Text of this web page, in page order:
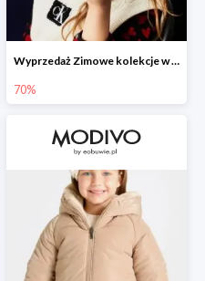
Wyprzedaż Zimowe kolekcje w najniższych cenach
70%